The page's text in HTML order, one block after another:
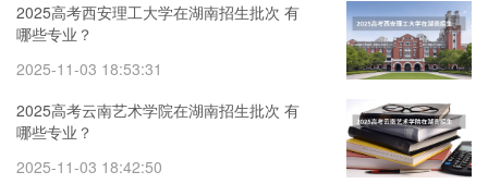
2025高考西安理工大学在湖南招生批次 有
哪些专业？
2025-11-03 18:53:31
2025高考云南艺术学院在湖南招生批次 有
哪些专业？
2025-11-03 18:42:50